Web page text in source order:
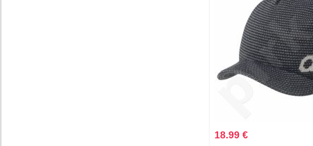
18.99 €